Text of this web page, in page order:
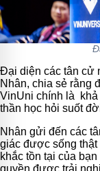
Đại diện các tân cử
Nhân, chia sẻ rằng
VinUni chính là khả
thần học hỏi suốt
Nhân gửi đến các
giác được sống thật
khắc tồn tại của